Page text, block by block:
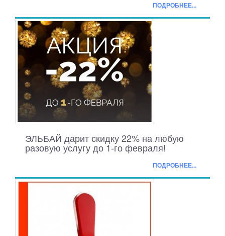
ПОДРОБНЕЕ...
ЭЛЬБАЙ дарит скидку 22% на любую
разовую услугу до 1-го февраля!
ПОДРОБНЕЕ...